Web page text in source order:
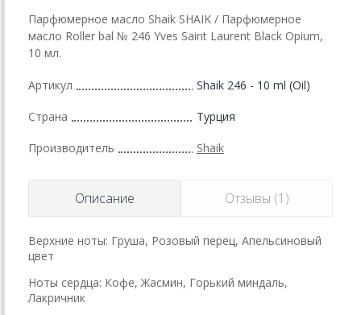
Парфюмерное масло Shaik SHAIK / Парфюмерное
масло Roller bal № 246 Yves Saint Laurent Black Opium,
10 мл.
Артикул Shaik 246 - 10 ml (Oil)
Страна Турция
Производитель Shaik
Описание Отзывы (1)
Верхние ноты: Груша, Розовый перец, Апельсиновый
цвет
Ноты сердца: Кофе, Жасмин, Горький миндаль,
Лакричник